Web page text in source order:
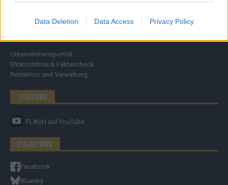
Data Deletion Data Access Privacy Policy
Unternehmensporträt
Ehtikrichtlinie & Faktencheck
Redaktion und Verwaltung
YOUTUBE
FLASH auf YouTube
FOLGE UNS
Facebook
Bluesky